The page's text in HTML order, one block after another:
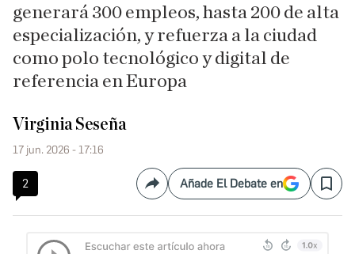
generará 300 empleos, hasta 200 de alta
especialización, y refuerza a la ciudad
como polo tecnológico y digital de
referencia en Europa
Virginia Seseña
17 jun. 2026 - 17:16
2 CompartirAñade El Debate en Save